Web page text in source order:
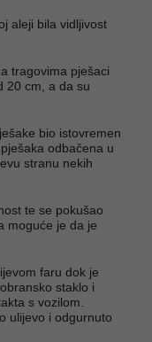
aleji bila vidljivost
tragovima pješaci
20 cm, a da su
bio istovremen
odbačena u
stranu nekih
te se pokušao
moguće je da je
faru dok je
staklo i
s vozilom.
ulijevo i odgurnuto